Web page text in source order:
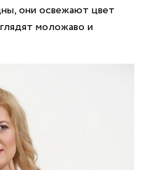
они освежают цвет
моложаво и